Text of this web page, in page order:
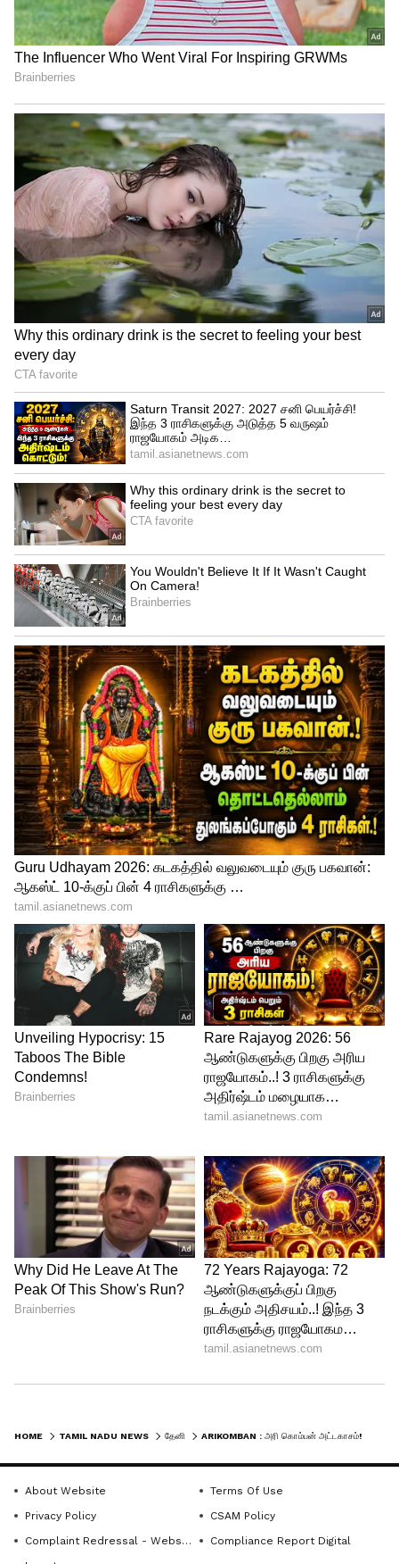
HOME TAMIL NADU NEWS தேனி
About Website
Terms Of Use
Privacy Policy
CSAM Policy
Complaint Redressal - Website
Compliance Report Digital